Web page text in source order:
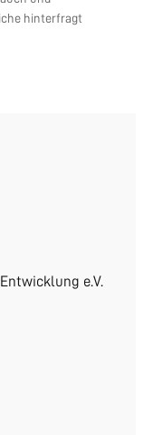
hinterfragt
e.V.